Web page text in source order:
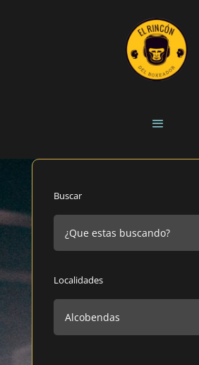
Buscar
Localidades